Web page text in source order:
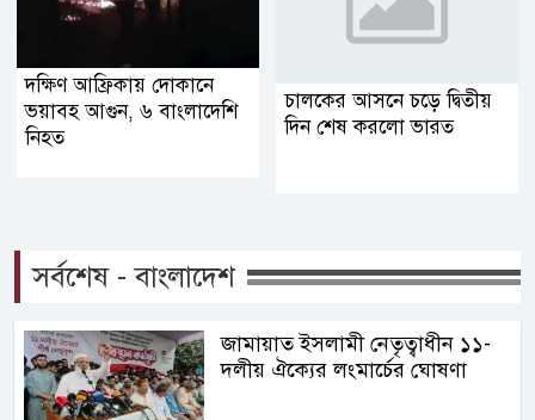
দক্ষিণ আফ্রিকায় দোকানে
ভয়াবহ আগুন, ৬ বাংলাদেশি
নিহত
চালকের আসনে চড়ে দ্বিতীয়
দিন শেষ করলো ভারত
সর্বশেষ - বাংলাদেশ
জামায়াত ইসলামী নেতৃত্বাধীন ১১-
দলীয় ঐক্যের লংমার্চের ঘোষণা